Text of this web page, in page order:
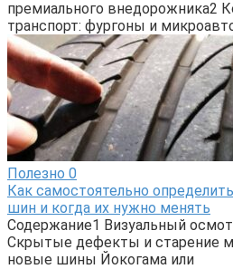
премиального внедорожника2
транспорт: фургоны и
Полезно 0
Как самостоятельно
шин и когда их нужно менять
Содержание1 Визуальный
Скрытые дефекты и старение
новые шины Йокогама или